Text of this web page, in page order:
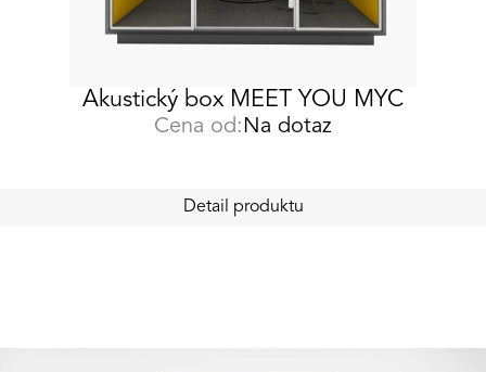
Akustický box MEET YOU MYC
Cena od: Na dotaz
Detail produktu